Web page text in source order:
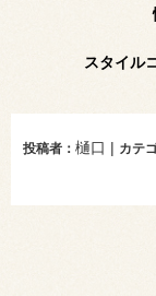
スタイル
投稿者： 樋口 | カテ